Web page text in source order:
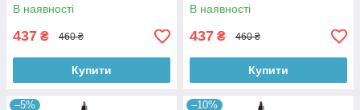
В наявності
437 ₴ 460 ₴
Купити
В наявності
437 ₴ 460 ₴
Купити
–5% –10%